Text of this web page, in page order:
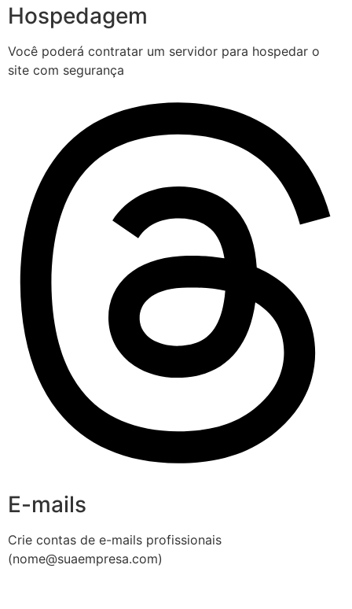
Hospedagem
Você poderá contratar um servidor para hospedar o
site com segurança
E-mails
Crie contas de e-mails profissionais
(nome@suaempresa.com)